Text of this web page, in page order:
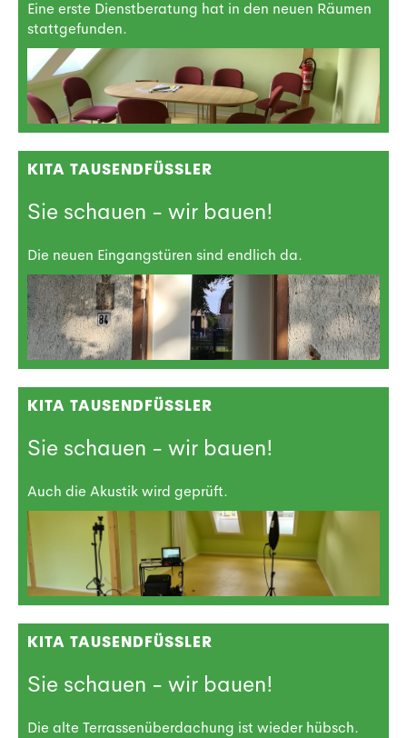
Eine erste Dienstberatung hat in den neuen Räumen
stattgefunden.
KITA TAUSENDFÜSSLER
Sie schauen - wir bauen!
Die neuen Eingangstüren sind endlich da.
KITA TAUSENDFÜSSLER
Sie schauen - wir bauen!
Auch die Akustik wird geprüft.
KITA TAUSENDFÜSSLER
Sie schauen - wir bauen!
Die alte Terrassenüberdachung ist wieder hübsch.